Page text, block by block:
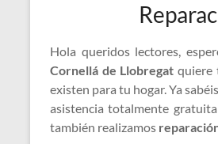
Hola queridos lectores,
Cornellá de Llobregat quiere
existen para tu hogar. Ya
asistencia totalmente
también realizamos